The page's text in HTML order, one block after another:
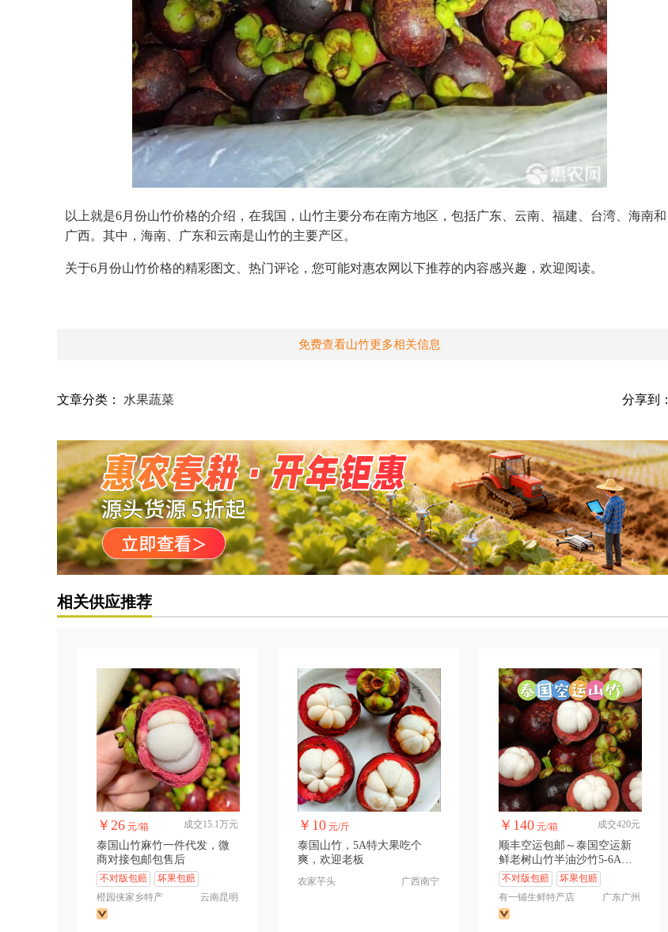
以上就是6月份山竹价格的介绍，在我国，山竹主要分布在南方地区，包括广东、云南、福建、台湾、海南和
广西。其中，海南、广东和云南是山竹的主要产区。
关于6月份山竹价格的精彩图文、热门评论，您可能对惠农网以下推荐的内容感兴趣，欢迎阅读。
免费查看山竹更多相关信息
文章分类： 水果蔬菜 分享到：
相关供应推荐
￥26 元/箱 成交15.1万元
泰国山竹麻竹一件代发，微
商对接包邮包售后
不对版包赔
坏果包赔
橙园侠家乡特产
云南昆明
￥10 元/斤
泰国山竹，5A特大果吃个
爽，欢迎老板
农家芋头 广西南宁
￥140 元/箱 成交420元
顺丰空运包邮～泰国空运新
鲜老树山竹半油沙竹5-6A大
果
不对版包赔
坏果包赔
有一铺生鲜特产店
广东广州